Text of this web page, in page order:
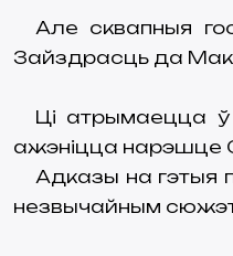
Але сквапныя
Зайздрасць да
Ці атрымаецца ў
ажэніцца нарэшце
Адказы на гэтыя
незвычайным